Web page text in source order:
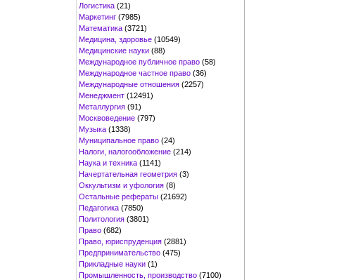
Логистика (21)
Маркетинг (7985)
Математика (3721)
Медицина, здоровье (10549)
Медицинские науки (88)
Международное публичное право (58)
Международное частное право (36)
Международные отношения (2257)
Менеджмент (12491)
Металлургия (91)
Москвоведение (797)
Музыка (1338)
Муниципальное право (24)
Налоги, налогообложение (214)
Наука и техника (1141)
Начертательная геометрия (3)
Оккультизм и уфология (8)
Остальные рефераты (21692)
Педагогика (7850)
Политология (3801)
Право (682)
Право, юриспруденция (2881)
Предпринимательство (475)
Прикладные науки (1)
Промышленность, производство (7100)